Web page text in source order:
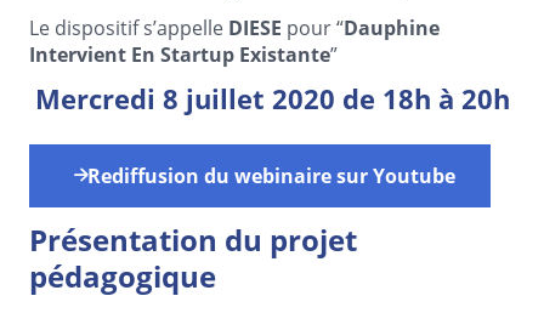
Le dispositif s’appelle DIESE pour “Dauphine
Intervient En Startup Existante”
Mercredi 8 juillet 2020 de 18h à 20h
Rediffusion du webinaire sur Youtube
Présentation du projet
pédagogique